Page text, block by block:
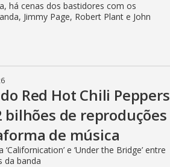
há cenas dos bastidores com os
Jimmy Page, Robert Plant e John
Red Hot Chili Peppers
bilhões de reproduções
de música
e ‘Under the Bridge’ entre
da banda